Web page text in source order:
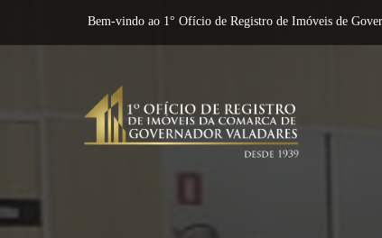
Bem-vindo ao 1° Ofício de Registro de Imóveis de